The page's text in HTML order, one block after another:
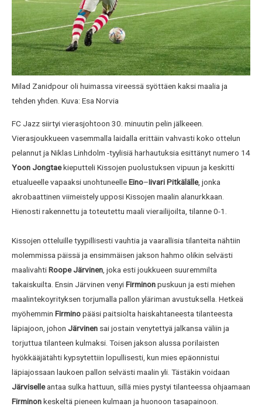
Milad Zanidpour oli huimassa vireessä syöttäen kaksi maalia ja
tehden yhden. Kuva: Esa Norvia
FC Jazz siirtyi vierasjohtoon 30. minuutin pelin jälkeeen.
Vierasjoukkueen vasemmalla laidalla erittäin vahvasti koko ottelun
pelannut ja Niklas Linhdolm -tyylisiä harhautuksia esittänyt numero 14
Yoon Jongtaekieputteli Kissojen puolustuksen vipuun ja keskitti
etualueelle vapaaksi unohtuneelleEino–Iivari Pitkälälle, jonka
akrobaattinen viimeistely upposi Kissojen maalin alanurkkaan.
Hienosti rakennettu ja toteutettu maali vierailijoilta, tilanne 0-1.
Kissojen otteluille tyypillisesti vauhtia ja vaarallisia tilanteita nähtiin
molemmissa päissä ja ensimmäisen jakson hahmo olikin selvästi
maalivahtiRoope Järvinen , joka esti joukkueen suuremmilta
takaiskuilta. Ensin Järvinen venyiFirminonpuskuun ja esti miehen
maalintekoyrityksen torjumalla pallon yläriman avustuksella. Hetkeä
myöhemmin Firminopääsi paitsiolta haiskahtaneesta tilanteesta
läpiajoon, johon Järvinen sai jostain venytettyä jalkansa väliin ja
torjuttua tilanteen kulmaksi. Toisen jakson alussa porilaisten
hyökkääjätähti kypsytettiin lopullisesti, kun mies epäonnistui
läpiajossaan laukoen pallon selvästi maalin yli. Tästäkin voidaan
Järviselleantaa sulka hattuun, sillä mies pystyi tilanteessa ohjaamaan
Firminonkeskeltä pieneen kulmaan ja huonoon tasapainoon.